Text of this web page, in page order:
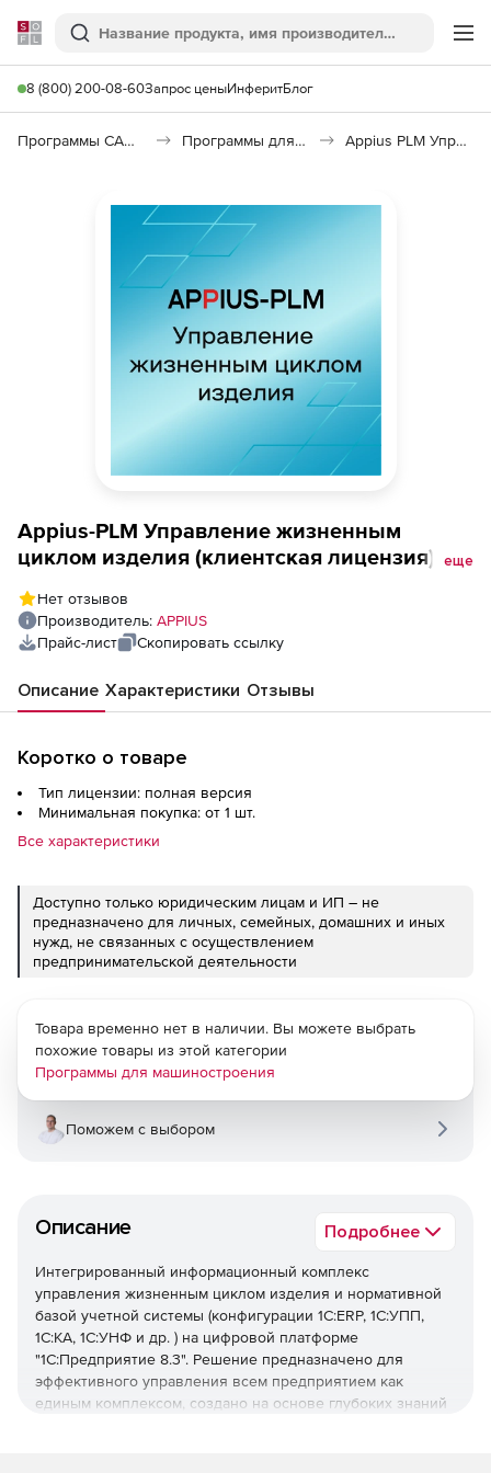
Softline
Поиск
8 (800) 200-08-60Запрос ценыИнферитБлог
Программы САПР и ГИС Программы для машиностроения Appius PLM Управление жизненным циклом изделия
Appius-PLM Управление жизненным
циклом изделия (клиентская лицензия),
мест
еще
Нет отзывов
Производитель: APPIUS
Прайс-лист
Скопировать ссылку
Описание Характеристики Отзывы
Коротко о товаре
Тип лицензии: полная версия
Минимальная покупка: от 1 шт.
Все характеристики
Доступно только юридическим лицам и ИП – не
предназначено для личных, семейных, домашних и иных
нужд, не связанных с осуществлением
предпринимательской деятельности
Описание Подробнее
Интегрированный информационный комплекс
управления жизненным циклом изделия и нормативной
базой учетной системы (конфигурации 1C:ERP, 1С:УПП,
1С:КА, 1С:УНФ и др. ) на цифровой платформе
"1С:Предприятие 8.3". Решение предназначено для
эффективного управления всем предприятием как
единым комплексом, создано на основе глубоких знаний
Товара временно нет в наличии. Вы можете выбрать
похожие товары из этой категории
Программы для машиностроения
Поможем с выбором